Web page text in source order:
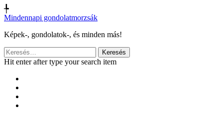
╄
Mindennapi gondolatmorzsák
Képek-, gondolatok-, és minden más!
Keresés:
Hit enter after type your search item